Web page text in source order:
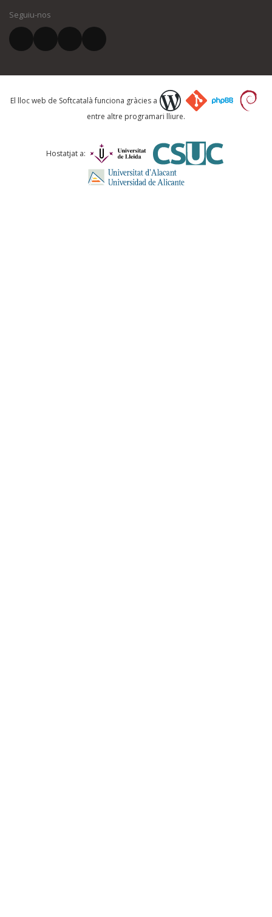
El vostre correu electrònic *
Què proposeu?
Comentari *
Seguiu-nos
El lloc web de Softcatalà funciona gràcies a
entre altre programari lliure.
Hostatjat a: